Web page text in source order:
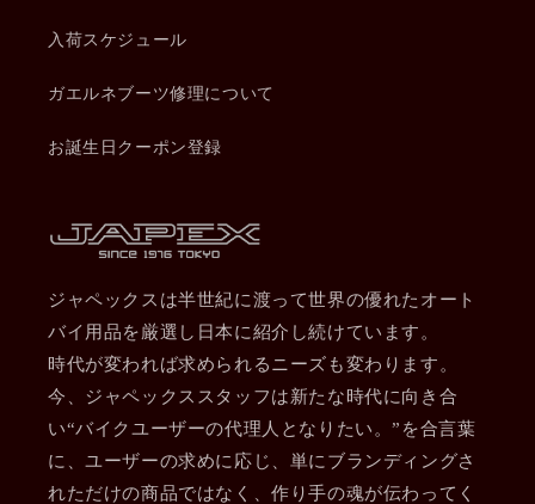
入荷スケジュール
ガエルネブーツ修理について
お誕生日クーポン登録
ジャペックスは半世紀に渡って世界の優れたオート
バイ用品を厳選し日本に紹介し続けています。
時代が変われば求められるニーズも変わります。
今、ジャペックススタッフは新たな時代に向き合
い“バイクユーザーの代理人となりたい。”を合言葉
に、ユーザーの求めに応じ、単にブランディングさ
れただけの商品ではなく、作り手の魂が伝わってく